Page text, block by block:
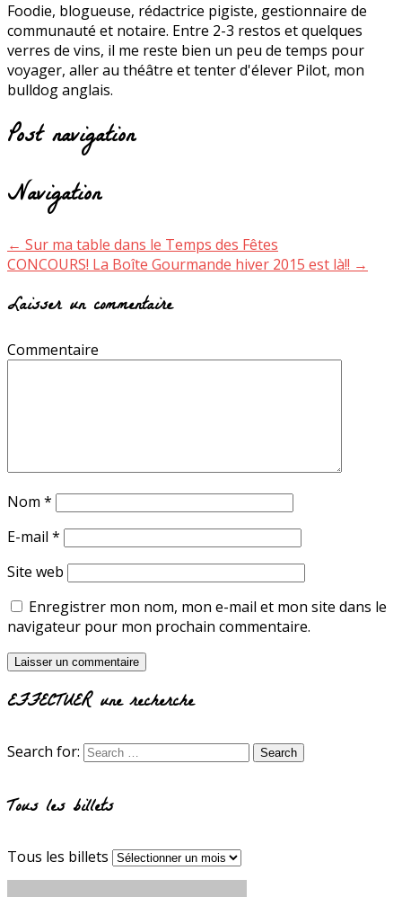
Foodie, blogueuse, rédactrice pigiste, gestionnaire de
communauté et notaire. Entre 2-3 restos et quelques
verres de vins, il me reste bien un peu de temps pour
voyager, aller au théâtre et tenter d'élever Pilot, mon
bulldog anglais.
Post navigation
Navigation
← Sur ma table dans le Temps des Fêtes
CONCOURS! La Boîte Gourmande hiver 2015 est là!! →
Laisser un commentaire
Commentaire
Nom *
E-mail *
Site web
Enregistrer mon nom, mon e-mail et mon site dans le
navigateur pour mon prochain commentaire.
EFFECTUER une recherche
Search for:
Tous les billets
Tous les billets